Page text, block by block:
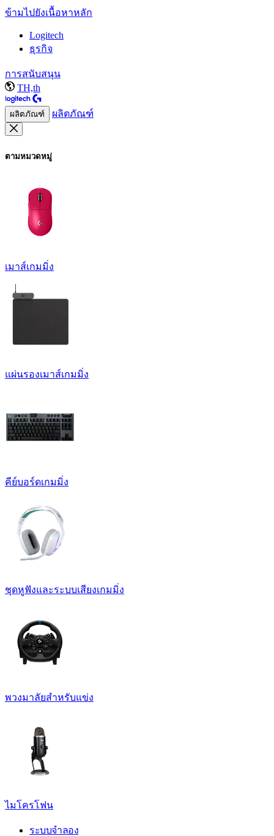
ข้ามไปยังเนื้อหาหลัก
Logitech
ธุรกิจ
การสนับสนุน
TH,th
ผลิตภัณฑ์ ผลิตภัณฑ์
ตามหมวดหมู่
เมาส์เกมมิ่ง
แผ่นรองเมาส์เกมมิ่ง
คีย์บอร์ดเกมมิ่ง
ชุดหูฟังและระบบเสียงเกมมิ่ง
พวงมาลัยสำหรับแข่ง
ไมโครโฟน
ระบบจำลอง